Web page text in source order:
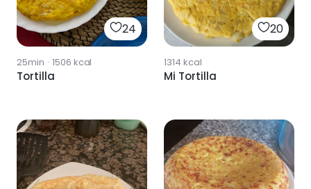
24
25min · 1506 kcal
Tortilla
20
1314 kcal
Mi Tortilla